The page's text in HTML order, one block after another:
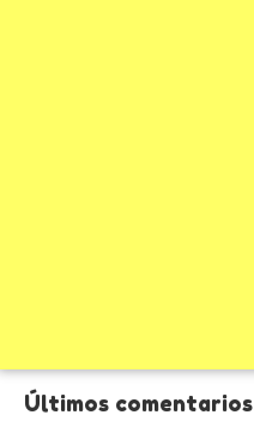
Últimos comentarios